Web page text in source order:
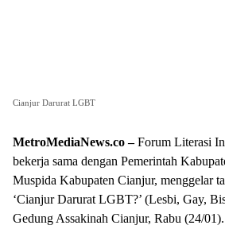
Cianjur Darurat LGBT
MetroMediaNews.co –Forum Literasi
bekerja sama dengan Pemerintah
Muspida Kabupaten Cianjur, menggelar
‘Cianjur Darurat LGBT?’ (Lesbi, Gay,
Gedung Assakinah Cianjur, Rabu (24/01).